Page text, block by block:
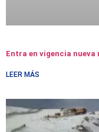
Entra en vigencia nueva
LEER MÁS